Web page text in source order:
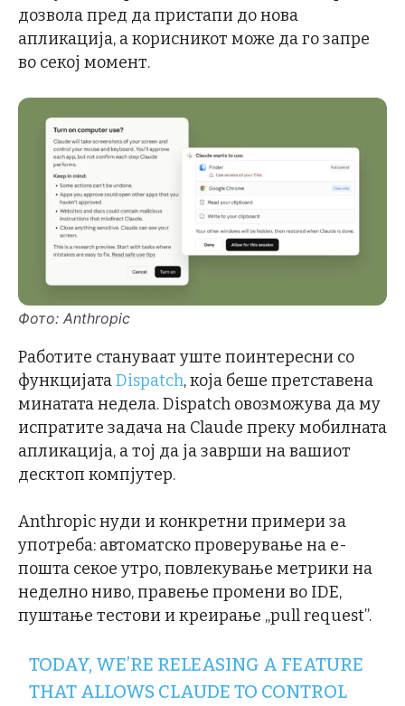
дозвола пред да пристапи до нова
апликација, а корисникот може да го запре
во секој момент.
Фото: Anthropic
Работите стануваат уште поинтересни со
функцијатаDispatch, која беше претставена
минатата недела. Dispatch овозможува да му
испратите задача на Claude преку мобилната
апликација, а тој да ја заврши на вашиот
десктоп компјутер.
Anthropic нуди и конкретни примери за
употреба: автоматско проверување на е-
пошта секое утро, повлекување метрики на
неделно ниво, правење промени во IDE,
пуштање тестови и креирање „pull request”.
TODAY, WE’RE RELEASING A FEATURE
THAT ALLOWS CLAUDE TO CONTROL